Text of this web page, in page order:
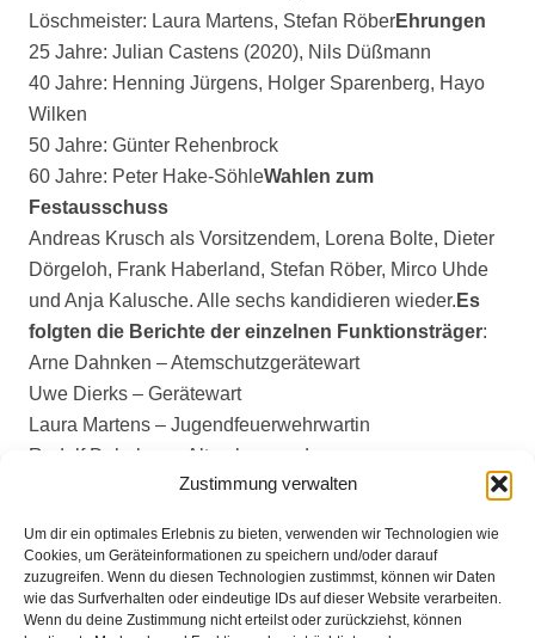
Zustimmung verwalten
Um dir ein optimales Erlebnis zu bieten, verwenden wir Technologien wie
Cookies, um Geräteinformationen zu speichern und/oder darauf
zuzugreifen. Wenn du diesen Technologien zustimmst, können wir Daten
wie das Surfverhalten oder eindeutige IDs auf dieser Website verarbeiten.
Wenn du deine Zustimmung nicht erteilst oder zurückziehst, können
Löschmeister: Laura Martens, Stefan RöberEhrungen
25 Jahre: Julian Castens (2020), Nils Düßmann
40 Jahre: Henning Jürgens, Holger Sparenberg, Hayo
Wilken
50 Jahre: Günter Rehenbrock
60 Jahre: Peter Hake-SöhleWahlen zum
Festausschuss
Andreas Krusch als Vorsitzendem, Lorena Bolte, Dieter
Dörgeloh, Frank Haberland, Stefan Röber, Mirco Uhde
und Anja Kalusche. Alle sechs kandidieren wieder. Es
folgten die Berichte der einzelnen Funktionsträger:
Arne Dahnken – Atemschutzgerätewart
Uwe Dierks – Gerätewart
Laura Martens – Jugendfeuerwehrwartin
Rudolf Dahnken – Alterskameraden
Stefan Röber – Gemeindesicherheitsbeauftragter
Soenke Heinken – stellvertretender
Gemeindebrandmeister
Jens Kleemeyer – Gemeindejugendfeuerwehrwart